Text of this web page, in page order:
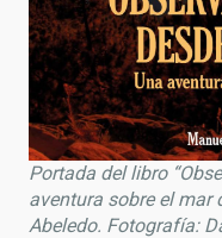
Portada del libro
aventura sobre el mar
Abeledo. Fotografía: